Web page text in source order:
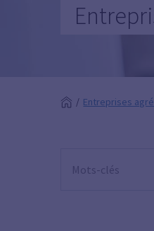
Entreprises